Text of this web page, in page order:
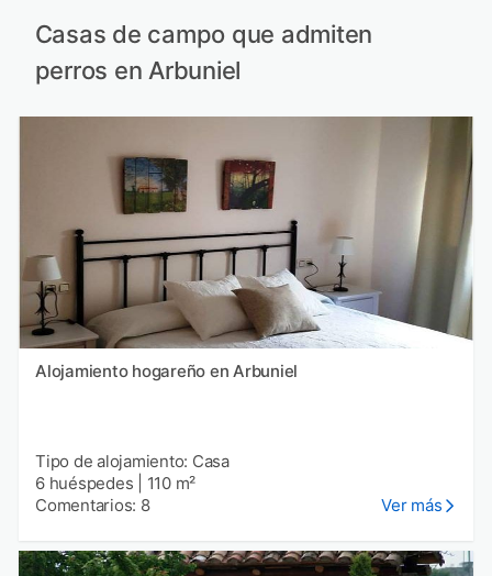
Casas de campo que admiten
perros en Arbuniel
Alojamiento hogareño en Arbuniel
Tipo de alojamiento: Casa
6 huéspedes
110 m²
Comentarios: 8
Ver más